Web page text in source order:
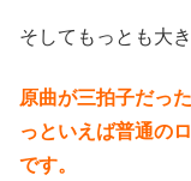
そしてもっとも大
原曲が三拍子だっ
っといえば普通の
です。